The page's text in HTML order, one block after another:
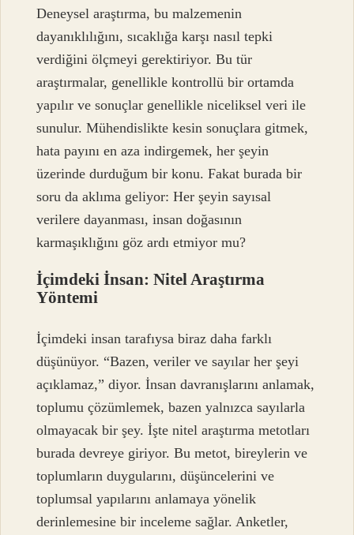
Deneysel araştırma, bu malzemenin
dayanıklılığını, sıcaklığa karşı nasıl tepki
verdiğini ölçmeyi gerektiriyor. Bu tür
araştırmalar, genellikle kontrollü bir ortamda
yapılır ve sonuçlar genellikle niceliksel veri ile
sunulur. Mühendislikte kesin sonuçlara gitmek,
hata payını en aza indirgemek, her şeyin
üzerinde durduğum bir konu. Fakat burada bir
soru da aklıma geliyor: Her şeyin sayısal
verilere dayanması, insan doğasının
karmaşıklığını göz ardı etmiyor mu?
İçimdeki İnsan: Nitel Araştırma
Yöntemi
İçimdeki insan tarafıysa biraz daha farklı
düşünüyor. “Bazen, veriler ve sayılar her şeyi
açıklamaz,” diyor. İnsan davranışlarını anlamak,
toplumu çözümlemek, bazen yalnızca sayılarla
olmayacak bir şey. İşte nitel araştırma metotları
burada devreye giriyor. Bu metot, bireylerin ve
toplumların duygularını, düşüncelerini ve
toplumsal yapılarını anlamaya yönelik
derinlemesine bir inceleme sağlar. Anketler,